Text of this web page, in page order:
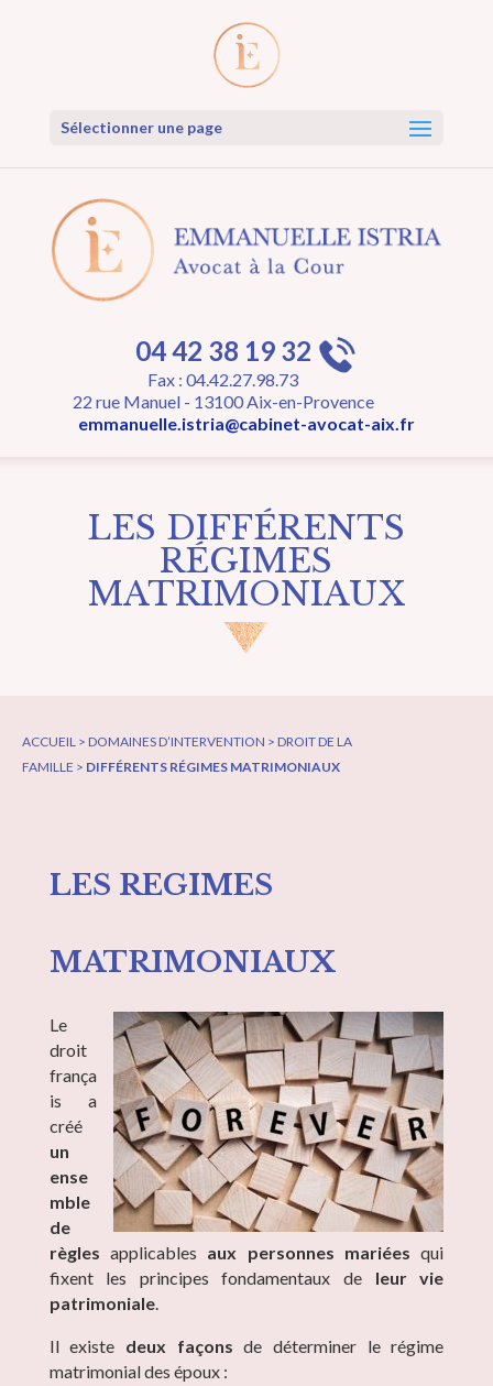
Sélectionner une page
04 42 38 19 32
Fax : 04.42.27.98.73
22 rue Manuel - 13100 Aix-en-Provence
emmanuelle.istria@cabinet-avocat-aix.fr
LES DIFFÉRENTS
RÉGIMES
MATRIMONIAUX
ACCUEIL > DOMAINES D’INTERVENTION > DROIT DE LA
FAMILLE > DIFFÉRENTS RÉGIMES MATRIMONIAUX
LES REGIMES
MATRIMONIAUX
Le
droit
frança
is a
créé
un
ense
mble
de
règles applicables aux personnes mariées qui
fixent les principes fondamentaux de leur vie
patrimoniale.
Il existe deux façons de déterminer le régime
matrimonial des époux :